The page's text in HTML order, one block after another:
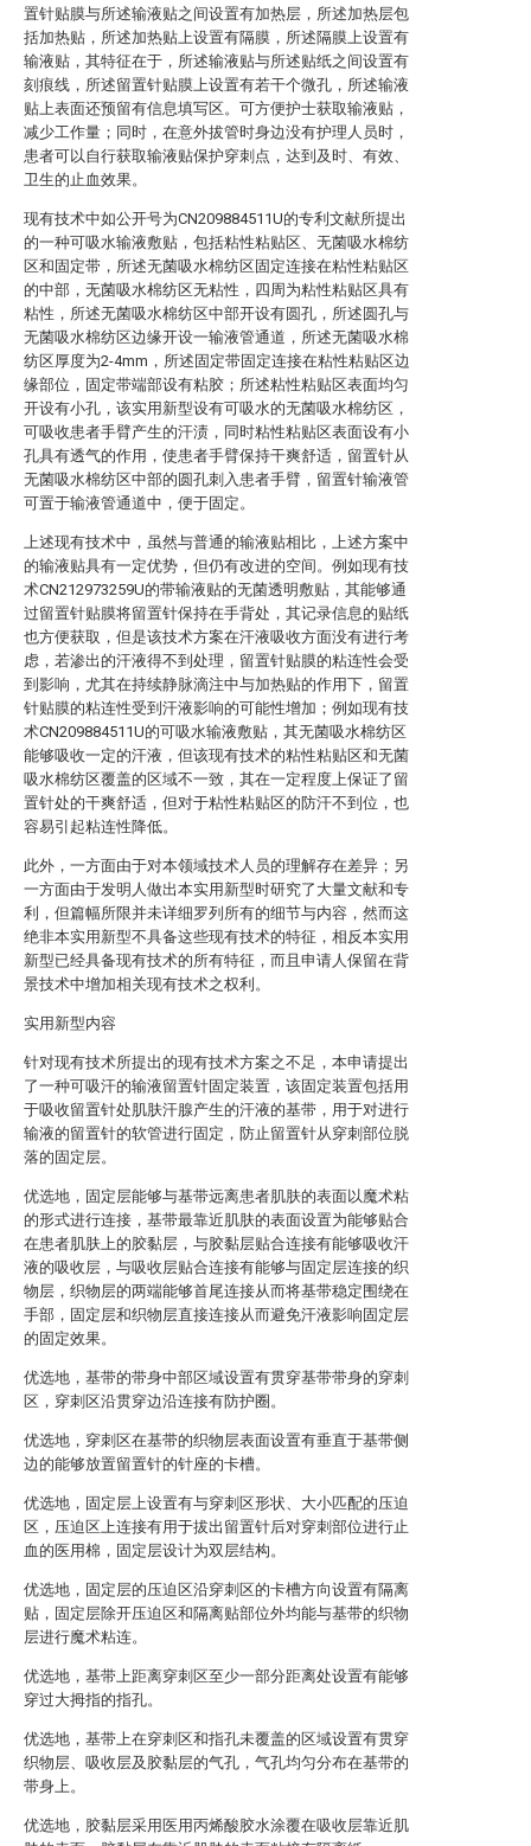
置针贴膜与所述输液贴之间设置有加热层，所述加热层包
括加热贴，所述加热贴上设置有隔膜，所述隔膜上设置有
输液贴，其特征在于，所述输液贴与所述贴纸之间设置有
刻痕线，所述留置针贴膜上设置有若干个微孔，所述输液
贴上表面还预留有信息填写区。可方便护士获取输液贴，
减少工作量；同时，在意外拔管时身边没有护理人员时，
患者可以自行获取输液贴保护穿刺点，达到及时、有效、
卫生的止血效果。
现有技术中如公开号为CN209884511U的专利文献所提出
的一种可吸水输液敷贴，包括粘性粘贴区、无菌吸水棉纺
区和固定带，所述无菌吸水棉纺区固定连接在粘性粘贴区
的中部，无菌吸水棉纺区无粘性，四周为粘性粘贴区具有
粘性，所述无菌吸水棉纺区中部开设有圆孔，所述圆孔与
无菌吸水棉纺区边缘开设一输液管通道，所述无菌吸水棉
纺区厚度为2-4mm，所述固定带固定连接在粘性粘贴区边
缘部位，固定带端部设有粘胶；所述粘性粘贴区表面均匀
开设有小孔，该实用新型设有可吸水的无菌吸水棉纺区，
可吸收患者手臂产生的汗渍，同时粘性粘贴区表面设有小
孔具有透气的作用，使患者手臂保持干爽舒适，留置针从
无菌吸水棉纺区中部的圆孔刺入患者手臂，留置针输液管
可置于输液管通道中，便于固定。
上述现有技术中，虽然与普通的输液贴相比，上述方案中
的输液贴具有一定优势，但仍有改进的空间。例如现有技
术CN212973259U的带输液贴的无菌透明敷贴，其能够通
过留置针贴膜将留置针保持在手背处，其记录信息的贴纸
也方便获取，但是该技术方案在汗液吸收方面没有进行考
虑，若渗出的汗液得不到处理，留置针贴膜的粘连性会受
到影响，尤其在持续静脉滴注中与加热贴的作用下，留置
针贴膜的粘连性受到汗液影响的可能性增加；例如现有技
术CN209884511U的可吸水输液敷贴，其无菌吸水棉纺区
能够吸收一定的汗液，但该现有技术的粘性粘贴区和无菌
吸水棉纺区覆盖的区域不一致，其在一定程度上保证了留
置针处的干爽舒适，但对于粘性粘贴区的防汗不到位，也
容易引起粘连性降低。
此外，一方面由于对本领域技术人员的理解存在差异；另
一方面由于发明人做出本实用新型时研究了大量文献和专
利，但篇幅所限并未详细罗列所有的细节与内容，然而这
绝非本实用新型不具备这些现有技术的特征，相反本实用
新型已经具备现有技术的所有特征，而且申请人保留在背
景技术中增加相关现有技术之权利。
实用新型内容
针对现有技术所提出的现有技术方案之不足，本申请提出
了一种可吸汗的输液留置针固定装置，该固定装置包括用
于吸收留置针处肌肤汗腺产生的汗液的基带，用于对进行
输液的留置针的软管进行固定，防止留置针从穿刺部位脱
落的固定层。
优选地，固定层能够与基带远离患者肌肤的表面以魔术粘
的形式进行连接，基带最靠近肌肤的表面设置为能够贴合
在患者肌肤上的胶黏层，与胶黏层贴合连接有能够吸收汗
液的吸收层，与吸收层贴合连接有能够与固定层连接的织
物层，织物层的两端能够首尾连接从而将基带稳定围绕在
手部，固定层和织物层直接连接从而避免汗液影响固定层
的固定效果。
优选地，基带的带身中部区域设置有贯穿基带带身的穿刺
区，穿刺区沿贯穿边沿连接有防护圈。
优选地，穿刺区在基带的织物层表面设置有垂直于基带侧
边的能够放置留置针的针座的卡槽。
优选地，固定层上设置有与穿刺区形状、大小匹配的压迫
区，压迫区上连接有用于拔出留置针后对穿刺部位进行止
血的医用棉，固定层设计为双层结构。
优选地，固定层的压迫区沿穿刺区的卡槽方向设置有隔离
贴，固定层除开压迫区和隔离贴部位外均能与基带的织物
层进行魔术粘连。
优选地，基带上距离穿刺区至少一部分距离处设置有能够
穿过大拇指的指孔。
优选地，基带上在穿刺区和指孔未覆盖的区域设置有贯穿
织物层、吸收层及胶黏层的气孔，气孔均匀分布在基带的
带身上。
优选地，胶黏层采用医用丙烯酸胶水涂覆在吸收层靠近肌